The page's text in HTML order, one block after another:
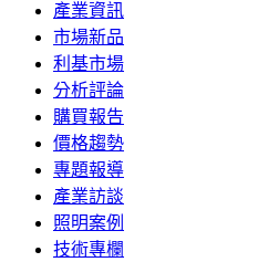
產業資訊
市場新品
利基市場
分析評論
購買報告
價格趨勢
專題報導
產業訪談
照明案例
技術專欄